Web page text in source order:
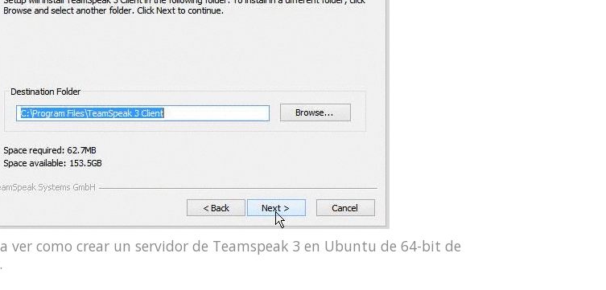
ver como crear un servidor de Teamspeak 3 en Ubuntu de 64-bit de